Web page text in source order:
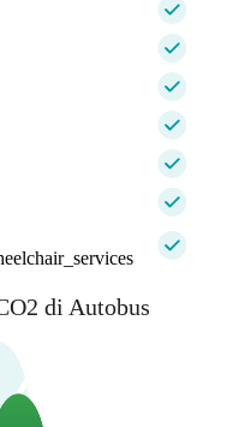
di Autobus